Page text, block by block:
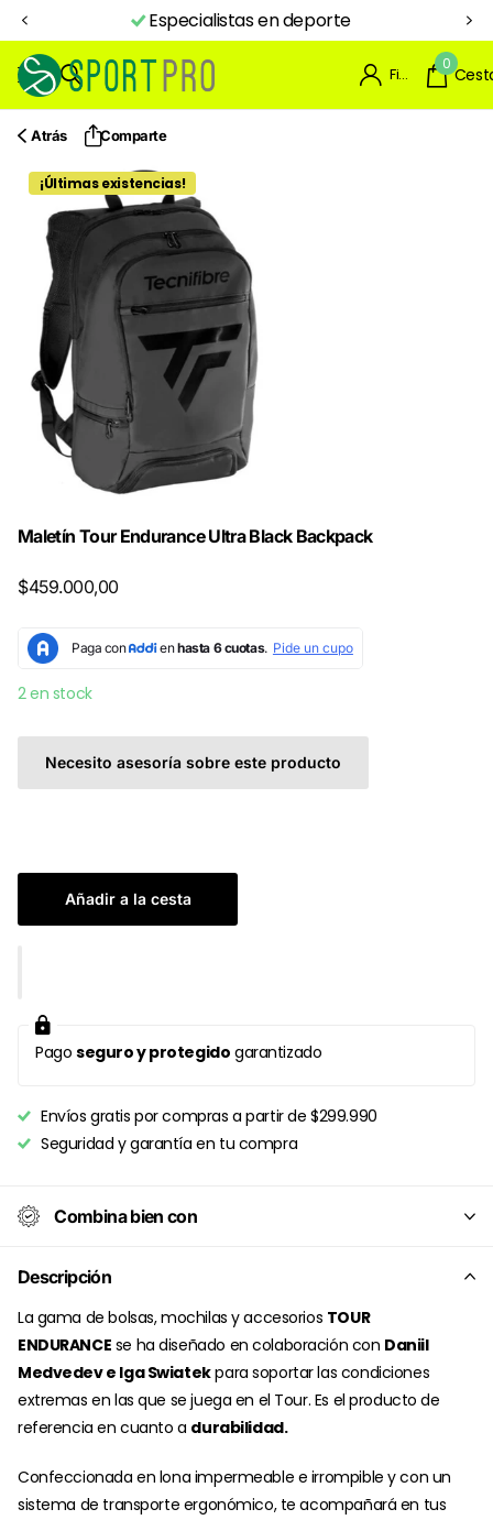
Aquí inicia tu NIVEL PRO
Firme en el registro
0
Atrás Comparte
¡Últimas existencias!
Maletín Tour Endurance Ultra Black Backpack
$459.000,00
2 en stock
Necesito asesoría sobre este producto
Añadir a la cesta
Pago seguro y protegido garantizado
Envíos gratis por compras a partir de $299.990
Seguridad y garantía en tu compra
Combina bien con
Descripción
La gama de bolsas, mochilas y accesorios TOUR
ENDURANCE se ha diseñado en colaboración con Daniil
Medvedev e Iga Swiatekpara soportar las condiciones
extremas en las que se juega en el Tour. Es el producto de
referencia en cuanto a durabilidad.
Confeccionada en lona impermeable e irrompible y con un
sistema de transporte ergonómico, te acompañará en tus